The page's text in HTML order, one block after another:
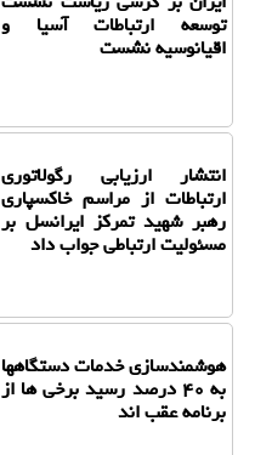
توسعه ارتباطات آسیا و
اقیانوسیه نشست
انتشار ارزیابی رگولاتوری
ارتباطات از مراسم خاکسپاری
رهبر شهید تمرکز ایرانسل بر
مسئولیت ارتباطی جواب داد
هوشمندسازی خدمات دستگاهها
به ۴۰ درصد رسید برخی ها از
برنامه عقب اند